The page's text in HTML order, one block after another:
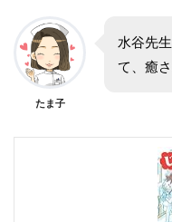
たま子
水谷先
て、癒